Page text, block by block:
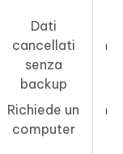
Dati
cancellati
senza
backup
Richiede un
computer